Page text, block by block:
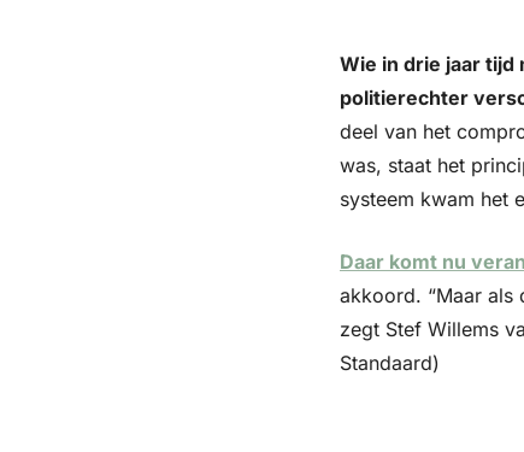
Wie in drie jaar
politierechter
deel van het
was, staat het
systeem kwam het
Daar komt nu
akkoord. “Maar als
zegt Stef Willems
Standaard)